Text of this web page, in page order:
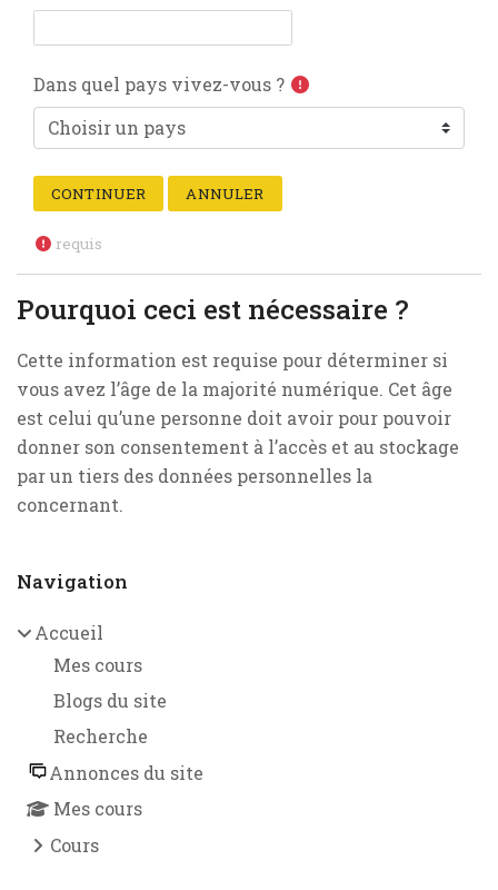
Dans quel pays vivez-vous ?
requis
Pourquoi ceci est nécessaire ?
Cette information est requise pour déterminer si
vous avez l’âge de la majorité numérique. Cet âge
est celui qu’une personne doit avoir pour pouvoir
donner son consentement à l’accès et au stockage
par un tiers des données personnelles la
concernant.
Blocs
Passer Navigation
Navigation
Accueil
Mes cours
Blogs du site
Recherche
Annonces du site
Mes cours
Cours